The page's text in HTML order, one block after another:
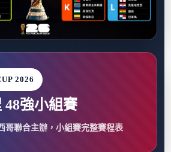
2026
48強小組賽
哥聯合主辦，小組賽完整賽程表